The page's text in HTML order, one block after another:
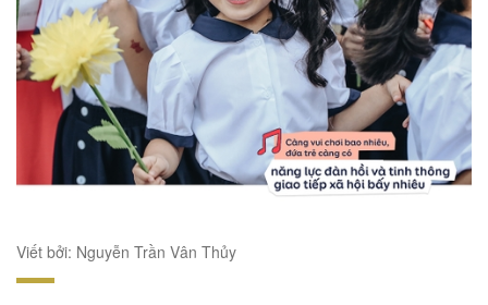
Viết bởi: Nguyễn Trần Vân Thủy